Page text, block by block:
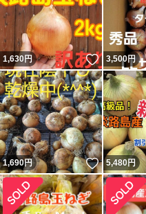
1,630円 いいね！
3,500円
1,690円 いいね！
5,480円